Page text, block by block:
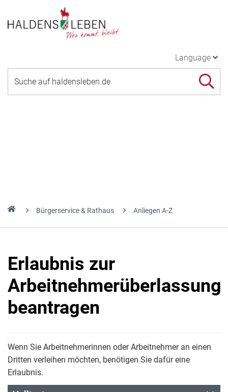
Language
Bürgerservice & Rathaus Anliegen A-Z
Erlaubnis zur
Arbeitnehmerüberlassung
beantragen
Wenn Sie Arbeitnehmerinnen oder Arbeitnehmer an einen
Dritten verleihen möchten, benötigen Sie dafür eine
Erlaubnis.